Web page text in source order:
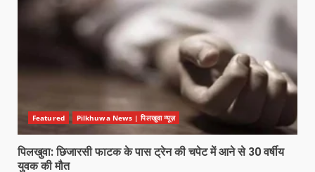
Featured Pilkhuwa News | पिलखुवा न्यूज़
पिलखुवा: छिजारसी फाटक के पास ट्रेन की चपेट में आने से 30 वर्षीय
युवक की मौत